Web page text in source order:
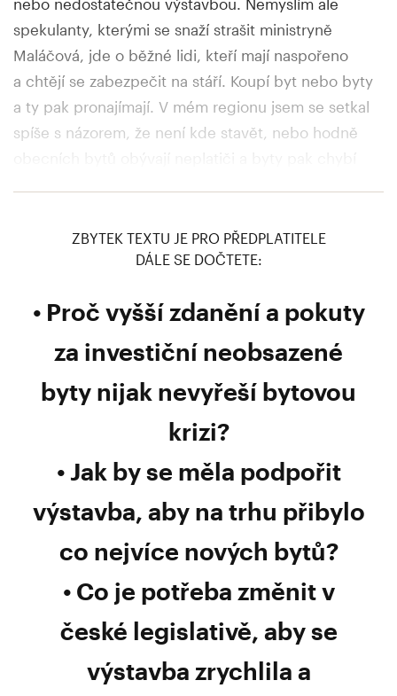
nebo nedostatečnou výstavbou. Nemyslím ale
spekulanty, kterými se snaží strašit ministryně
Maláčová, jde o běžné lidi, kteří mají naspořeno
a chtějí se zabezpečit na stáří. Koupí byt nebo byty
a ty pak pronajímají. V mém regionu jsem se setkal
spíše s názorem, že není kde stavět, nebo hodně
ZBYTEK TEXTU JE PRO PŘEDPLATITELE
DÁLE SE DOČTETE:
Proč vyšší zdanění a pokuty
za investiční neobsazené
byty nijak nevyřeší bytovou
krizi?
Jak by se měla podpořit
výstavba, aby na trhu přibylo
co nejvíce nových bytů?
Co je potřeba změnit v
české legislativě, aby se
výstavba zrychlila a